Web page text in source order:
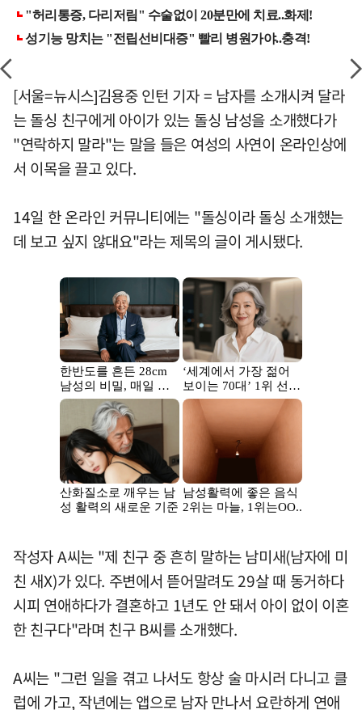
[서울=뉴시스]김용중 인턴 기자 = 남자를 소개시켜 달라
는 돌싱 친구에게 아이가 있는 돌싱 남성을 소개했다가
"연락하지 말라"는 말을 들은 여성의 사연이 온라인상에
서 이목을 끌고 있다.
14일 한 온라인 커뮤니티에는 "돌싱이라 돌싱 소개했는
데 보고 싶지 않대요"라는 제목의 글이 게시됐다.
작성자 A씨는 "제 친구 중 흔히 말하는 남미새(남자에 미
친 새X)가 있다. 주변에서 뜯어말려도 29살 때 동거하다
시피 연애하다가 결혼하고 1년도 안 돼서 아이 없이 이혼
한 친구다"라며 친구 B씨를 소개했다.
A씨는 "그런 일을 겪고 나서도 항상 술 마시러 다니고 클
럽에 가고, 작년에는 앱으로 남자 만나서 요란하게 연애